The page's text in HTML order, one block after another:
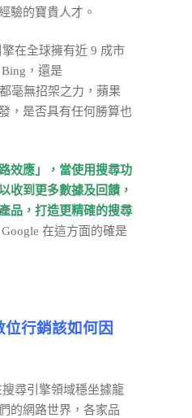
驗的寶貴人才。
在全球擁有近 9 成市
，還是
毫無招架之力，蘋果
，是否具有任何勝算也
效應」，當使用搜尋功
收到更多數據及回饋，
品，打造更精確的搜尋
在這方面的確是
位行銷該如何因
尋引擎領域穩坐據龍
的網路世界，各家品